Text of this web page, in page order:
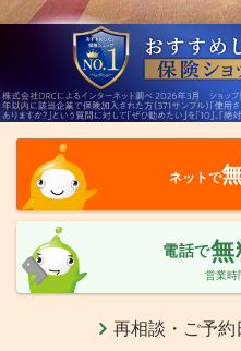
ネットで
電話で無
営業時
再相談・ご予約